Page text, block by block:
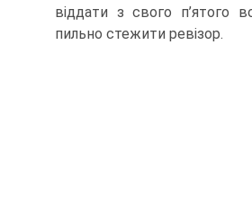
віддати з свого п’ятого
пильно стежити ревізор.